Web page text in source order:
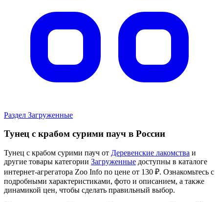
Раздел Загруженные
Тунец с крабом сурими пауч в России
Тунец с крабом сурими пауч от Деревенские лакомства и
другие товары категории Загруженные доступны в каталоге
интернет-агрегатора Zoo Info по цене от 130 ₽. Ознакомьтесь с
подробными характеристиками, фото и описанием, а также
динамикой цен, чтобы сделать правильный выбор.